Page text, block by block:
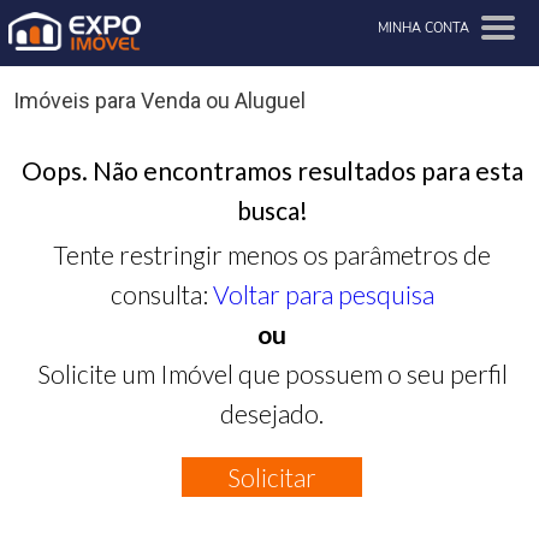
MINHA CONTA
Imóveis para Venda ou Aluguel
Oops. Não encontramos resultados para esta
busca!
Tente restringir menos os parâmetros de
consulta: Voltar para pesquisa
ou
Solicite um Imóvel que possuem o seu perfil
desejado.
Solicitar